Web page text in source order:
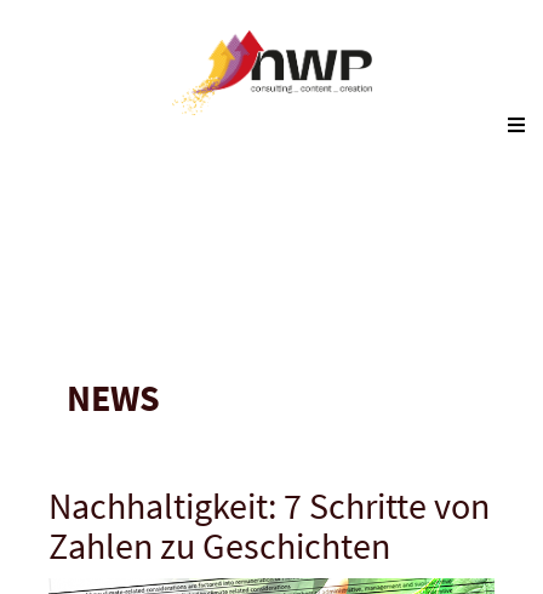
NEWS
Nachhaltigkeit: 7 Schritte von
Zahlen zu Geschichten